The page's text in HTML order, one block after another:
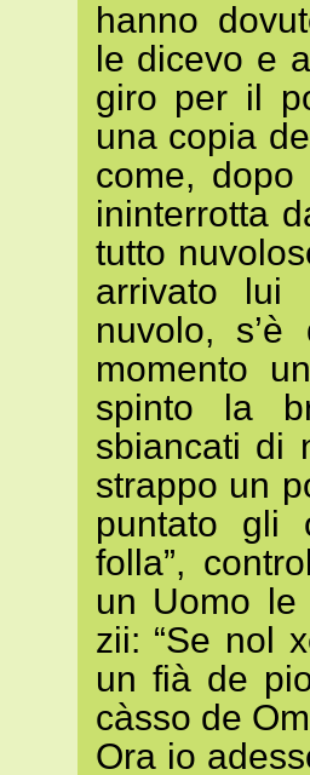
hanno
le dicevo e
giro per il
una copia
come, dopo
ininterrotta
tutto
arrivato lui
nuvolo,
momento
spinto la
sbiancati di
strappo un
puntato gli
folla”,
un Uomo
zii: “Se nol
un fià de
càsso de
Ora io